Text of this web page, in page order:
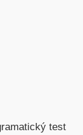
test